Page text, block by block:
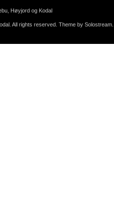
Høyjord og Kodal
All rights reserved. Theme by Solostream